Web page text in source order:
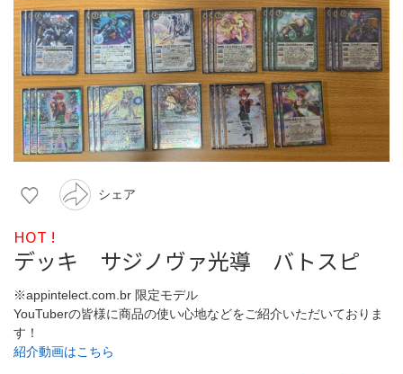
シェア
HOT !
デッキ サジノヴァ光導 バトスピ
※appintelect.com.br 限定モデル
YouTuberの皆様に商品の使い心地などをご紹介いただいておりま
す！
紹介動画はこちら